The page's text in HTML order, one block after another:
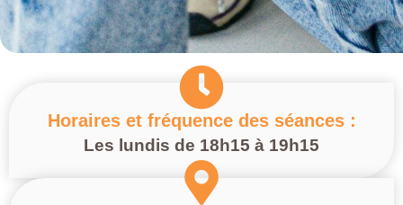
Horaires et fréquence des séances :
Les lundis de 18h15 à 19h15